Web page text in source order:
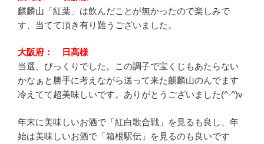
麒麟山「紅葉」は飲んだことが無かったので楽しみで
す、当てて頂き有り難うございました。
大阪府： 日高様
当選、びっくりでした。この調子で宝くじもあたらない
かなぁと勝手に考えながら送って来た麒麟山のんでます
冷えてて超美味しいです。ありがとうございました(^-^)v
年末に美味しいお酒で「紅白歌合戦」を見るも良し、年
始は美味しいお酒で「箱根駅伝」を見るのも良いです